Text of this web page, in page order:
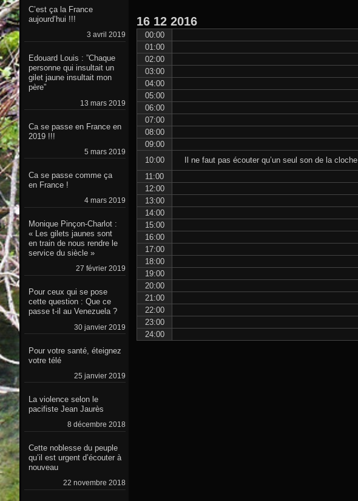
16 12 2016
00:00
01:00
02:00
03:00
04:00
05:00
06:00
07:00
08:00
09:00
10:00
Il ne faut pas écouter qu’un seul son de la cloche
11:00
12:00
13:00
14:00
15:00
16:00
17:00
18:00
19:00
20:00
21:00
22:00
23:00
24:00
C’est ça la France
aujourd’hui !!!
3 avril 2019
Edouard Louis : ”Chaque
personne qui insultait un
gilet jaune insultait mon
père”
13 mars 2019
Ca se passe en France en
2019 !!!
5 mars 2019
Ca se passe comme ça
en France !
4 mars 2019
Monique Pinçon-Charlot :
« Les gilets jaunes sont
en train de nous rendre le
service du siècle »
27 février 2019
Pour ceux qui se pose
cette question : Que ce
passe t-il au Venezuela ?
30 janvier 2019
Pour votre santé, éteignez
votre télé
25 janvier 2019
La violence selon le
pacifiste Jean Jaurès
8 décembre 2018
Cette noblesse du peuple
qu’il est urgent d’écouter à
nouveau
22 novembre 2018